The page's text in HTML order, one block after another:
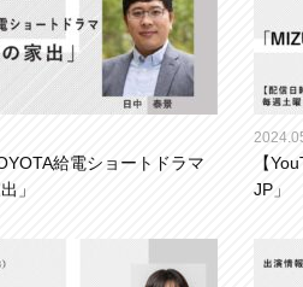
給電ショートドラマ
」
【
JP」